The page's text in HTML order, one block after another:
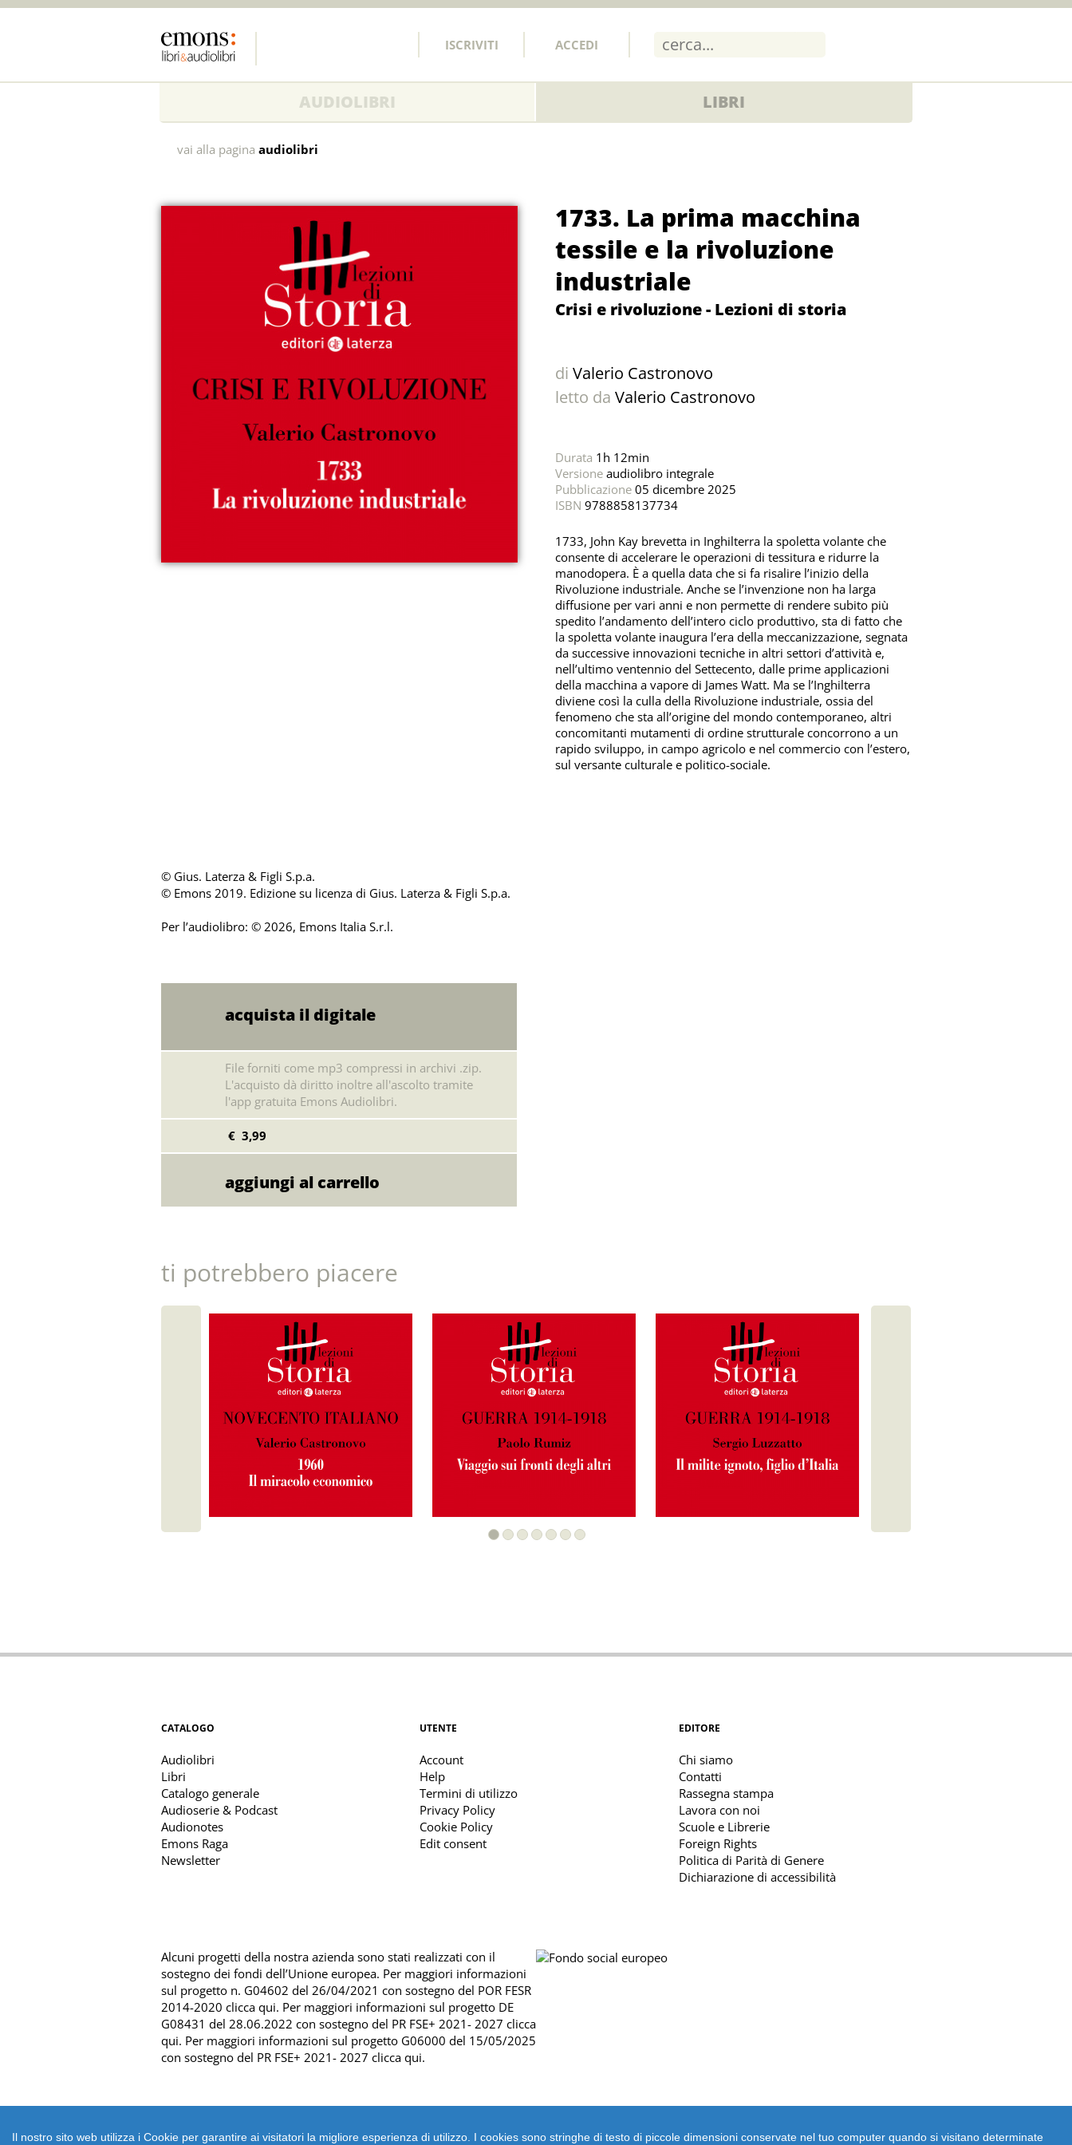
Il nostro sito web utilizza i Cookie per garantire ai visitatori la migliore esperienza di utilizzo. I cookies sono stringhe di testo di piccole dimensioni conservate nel tuo computer quando si visitano determinate
ISCRIVITI ACCEDI
AUDIOLIBRI LIBRI
1733.
rivoluzione
industriale
vai alla pagina audiolibri
1733. La prima macchina
tessile e la rivoluzione
industriale
Crisi e rivoluzione - Lezioni di storia
di Valerio Castronovo
letto da Valerio Castronovo
Durata 1h 12min
Versioneaudiolibro integrale
Pubblicazione05 dicembre 2025
ISBN 9788858137734
1733, John Kay brevetta in Inghilterra la spoletta volante che
consente di accelerare le operazioni di tessitura e ridurre la
manodopera. È a quella data che si fa risalire l’inizio della
Rivoluzione industriale. Anche se l’invenzione non ha larga
diffusione per vari anni e non permette di rendere subito più
spedito l’andamento dell’intero ciclo produttivo, sta di fatto che
la spoletta volante inaugura l’era della meccanizzazione, segnata
da successive innovazioni tecniche in altri settori d’attività e,
nell’ultimo ventennio del Settecento, dalle prime applicazioni
della macchina a vapore di James Watt. Ma se l’Inghilterra
diviene così la culla della Rivoluzione industriale, ossia del
fenomeno che sta all’origine del mondo contemporaneo, altri
concomitanti mutamenti di ordine strutturale concorrono a un
rapido sviluppo, in campo agricolo e nel commercio con l’estero,
sul versante culturale e politico-sociale.
© Gius. Laterza & Figli S.p.a.
© Emons 2019. Edizione su licenza di Gius. Laterza & Figli S.p.a.
Per l’audiolibro: © 2026, Emons Italia S.r.l.
acquista il digitale
File forniti come mp3 compressi in archivi .zip.
L'acquisto dà diritto inoltre all'ascolto tramite
l'app gratuita Emons Audiolibri.
€ 3,99
ti potrebbero piacere
CATALOGO
Audiolibri
Libri
Catalogo generale
Audioserie & Podcast
Audionotes
Emons Raga
Newsletter
UTENTE
Account
Help
Termini di utilizzo
Privacy Policy
Cookie Policy
Edit consent
EDITORE
Chi siamo
Contatti
Rassegna stampa
Lavora con noi
Scuole e Librerie
Foreign Rights
Politica di Parità di Genere
Dichiarazione di accessibilità
Alcuni progetti della nostra azienda sono stati realizzati con il
sostegno dei fondi dell’Unione europea. Per maggiori informazioni
sul progetto n. G04602 del 26/04/2021 con sostegno del POR FESR
2014-2020 clicca qui. Per maggiori informazioni sul progetto DE
G08431 del 28.06.2022 con sostegno del PR FSE+ 2021- 2027 clicca
qui. Per maggiori informazioni sul progetto G06000 del 15/05/2025
con sostegno del PR FSE+ 2021- 2027 clicca qui.